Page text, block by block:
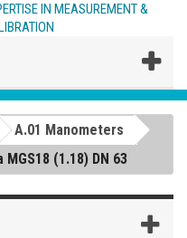
IN MEASUREMENT &
A.01 Manometers
MGS18 (1.18) DN 63